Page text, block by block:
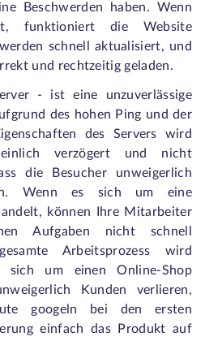
Beschwerden haben. Wenn
funktioniert die Website
schnell aktualisiert, und
und rechtzeitig geladen.
- ist eine unzuverlässige
des hohen Ping und der
des Servers wird
verzögert und nicht
die Besucher unweigerlich
Wenn es sich um eine
können Ihre Mitarbeiter
Aufgaben nicht schnell
Arbeitsprozess wird
sich um einen Online-Shop
Kunden verlieren,
googeln bei den ersten
einfach das Produkt auf